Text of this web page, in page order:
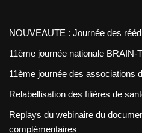
NOUVEAUTE : Journée des
11ème journée nationale BRAIN-
11ème journée des associations
Relabellisation des filières de
Replays du webinaire du
complémentaires